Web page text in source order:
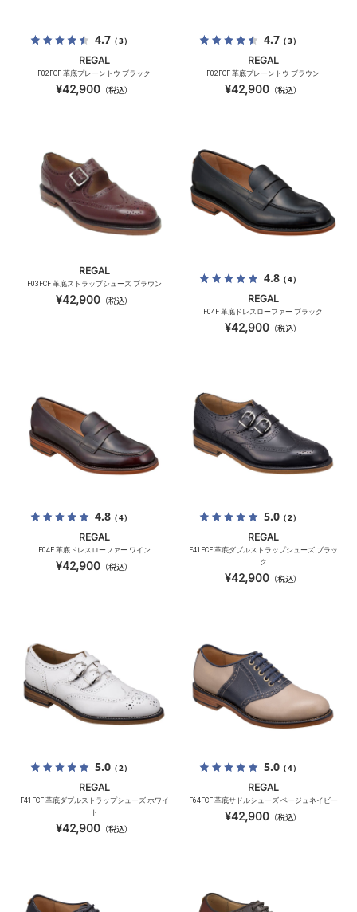
4.7（3）
REGAL
F02FCF 革底プレーントウ ブラック
¥42,900 （税込）
4.7（3）
REGAL
F02FCF 革底プレーントウ ブラウン
¥42,900 （税込）
REGAL
F03FCF 革底ストラップシューズ ブラウン
¥42,900 （税込）
4.8（4）
REGAL
F04F 革底ドレスローファー ブラック
¥42,900 （税込）
4.8（4）
REGAL
F04F 革底ドレスローファー ワイン
¥42,900 （税込）
5.0（2）
REGAL
F41FCF 革底ダブルストラップシューズ ブラッ
ク
¥42,900 （税込）
5.0（2）
REGAL
F41FCF 革底ダブルストラップシューズ ホワイ
ト
¥42,900 （税込）
5.0（4）
REGAL
F64FCF 革底サドルシューズ ベージュネイビー
¥42,900 （税込）